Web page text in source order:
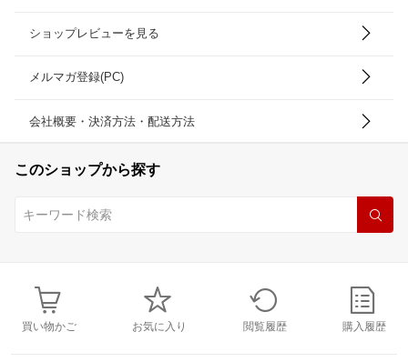
ショップレビューを見る
メルマガ登録(PC)
会社概要・決済方法・配送方法
このショップから探す
買い物かご お気に入り 閲覧履歴 購入履歴